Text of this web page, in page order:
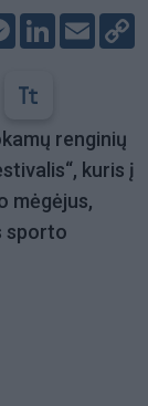
Messenger
LinkedIn
Email
renginių
“, kuris į
mėgėjus,
sporto